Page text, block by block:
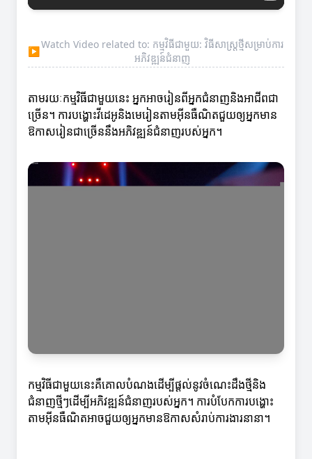
▶
Watch Video related to: កម្មវិធីជាមួយ: វិធីសាស្រ្តថ្មីសម្រាប់ការ
អភិវឌ្ឍន៍ជំនាញ
តាមរយៈកម្មវិធីជាមួយនេះ អ្នកអាចរៀនពីអ្នកជំនាញនិងអាជីពជា
ច្រើន។ ការបង្ហោះវីដេអូនិងមេរៀនតាមអ៊ីនធឺណិតជួយឲ្យអ្នកមាន
ឱកាសរៀនជាច្រើននឹងអភិវឌ្ឍន៍ជំនាញរបស់អ្នក។
កម្មវិធីជាមួយនេះគឺគោលបំណងដើម្បីផ្តល់នូវចំណេះដឹងថ្មីនិង
ជំនាញថ្មីៗដើម្បីអភិវឌ្ឍន៍ជំនាញរបស់អ្នក។ ការបំបែកការបង្ហោះ
តាមអ៊ីនធឺណិតអាចជួយឲ្យអ្នកមានឱកាសសំរាប់ការងារនានា។